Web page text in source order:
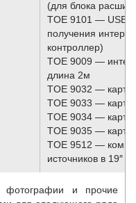
(для блока
TOE 9101 — USB-
получения
контроллер)
TOE 9009 —
длина 2м
TOE 9032 — карта
TOE 9033 — карта
TOE 9034 —
TOE 9035 —
TOE 9512 —
источников в 19″
фотографии и прочие